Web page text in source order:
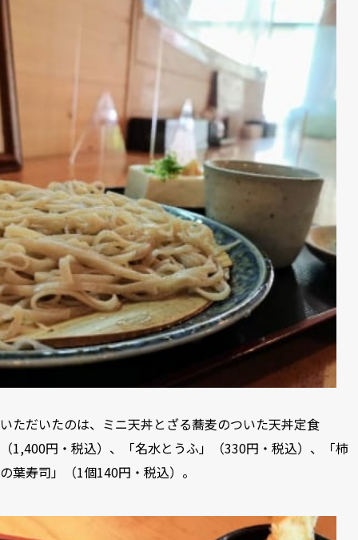
いただいたのは、ミニ天丼とざる蕎麦のついた天丼定食
（1,400円・税込）、「名水とうふ」（330円・税込）、「柿
の葉寿司」（1個140円・税込）。